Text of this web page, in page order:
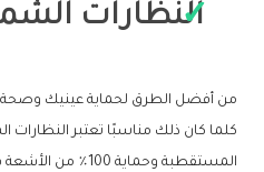
النظارات
من أفضل الطرق لحماية عينيك وصحة
كلما كان ذلك مناسبًا تعتبر
المستقطبة وحماية